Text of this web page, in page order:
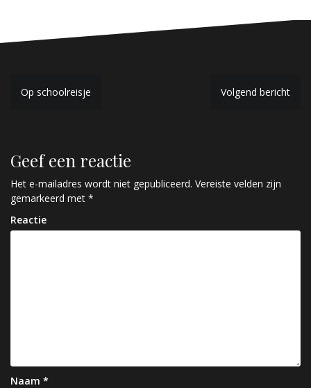
B
i
c
h
t
a
Op schoolreisje Volgend bericht
Geef een reactie
Het e-mailadres wordt niet gepubliceerd. Vereiste velden zijn
gemarkeerd met *
Reactie
Naam *